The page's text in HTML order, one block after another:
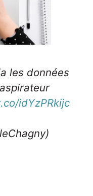
les données
idYzPRkijc